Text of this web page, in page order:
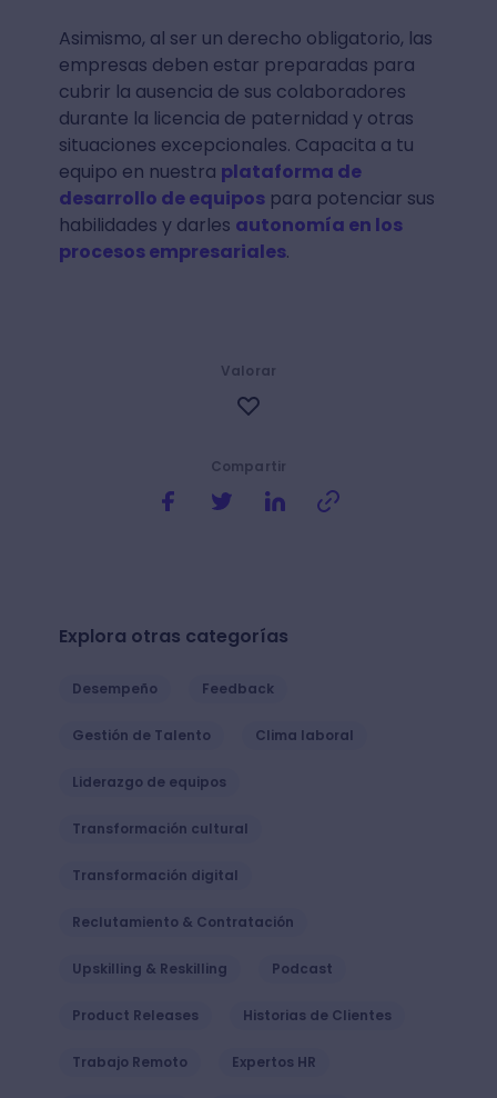
Asimismo, al ser un derecho obligatorio, las
empresas deben estar preparadas para
cubrir la ausencia de sus colaboradores
durante la licencia de paternidad y otras
situaciones excepcionales. Capacita a tu
equipo en nuestra plataforma de
desarrollo de equipospara potenciar sus
habilidades y darles autonomía en los
procesos empresariales.
Compartir
Valorar
Explora otras categorías
Desempeño Feedback
Gestión de Talento Clima laboral
Liderazgo de equipos
Transformación cultural
Transformación digital
Reclutamiento & Contratación
Upskilling & Reskilling Podcast
Product Releases Historias de Clientes
Trabajo Remoto Expertos HR